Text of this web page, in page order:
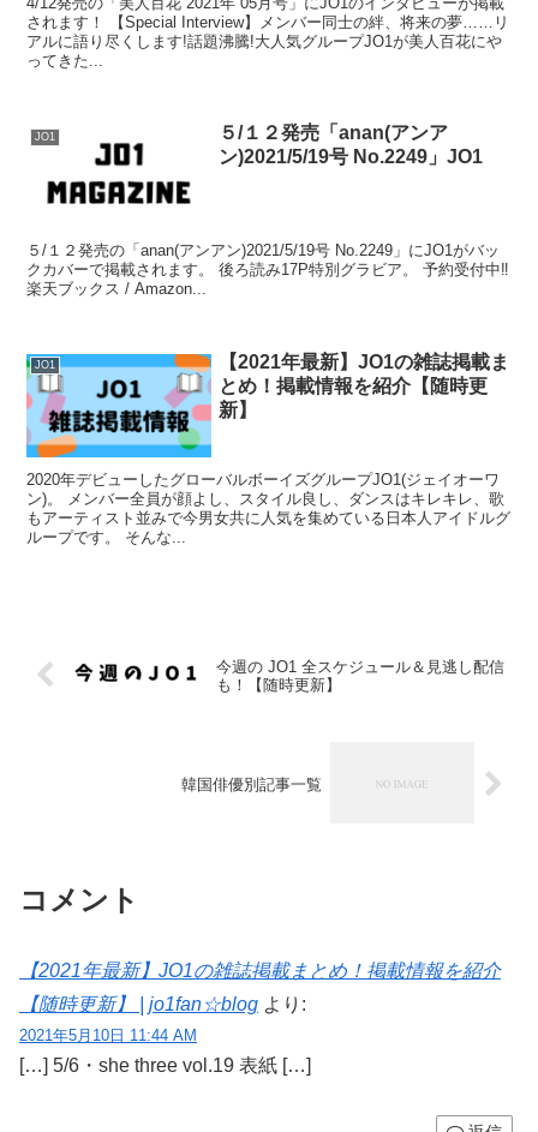
されます！ 【Special Interview】メンバー同士の絆、将来の夢……リ
アルに語り尽くします!話題沸騰!大人気グループJO1が美人百花にや
ってきた...
JO1
５/１２発売「anan(アンア
ン)2021/5/19号 No.2249」JO1
５/１２発売の「anan(アンアン)2021/5/19号 No.2249」にJO1がバッ
クカバーで掲載されます。 後ろ読み17P特別グラビア。 予約受付中‼︎
楽天ブックス / Amazon...
JO1
【2021年最新】JO1の雑誌掲載ま
とめ！掲載情報を紹介【随時更
新】
2020年デビューしたグローバルボーイズグループJO1(ジェイオーワ
ン)。 メンバー全員が顔よし、スタイル良し、ダンスはキレキレ、歌
もアーティスト並みで今男女共に人気を集めている日本人アイドルグ
ループです。 そんな...
今週の JO1 全スケジュール＆見逃し配信
も！【随時更新】
韓国俳優別記事一覧
コメント
【2021年最新】JO1の雑誌掲載まとめ！掲載情報を紹介
【随時更新】 | jo1fan☆blog より:
2021年5月10日 11:44 AM
[…] 5/6・she three vol.19 表紙 […]